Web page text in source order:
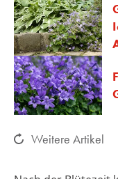
Weitere Artikel